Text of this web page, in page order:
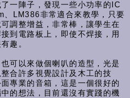
一陣子，發現一些小功率的IC
、LM386非常適合來教學，只要
調整增益，非常棒，讓學生在
到電路板上，即使不焊接，用
趣。
可以來做個喇叭的造型，光是
合許多視覺設計及木工的技
專業的音箱，這是一個很好的
的想法，目前還沒有實踐的機